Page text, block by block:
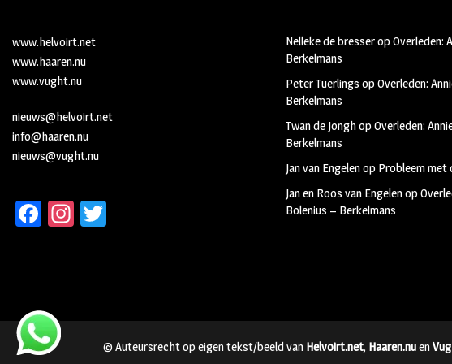
www.helvoirt.net
www.haaren.nu
www.vught.nu
nieuws@helvoirt.net
info@haaren.nu
nieuws@vught.nu
Fa
k
In
m
Nelleke de bresseropOverleden:
Berkelmans
Peter Tuerlings opOverleden:
Berkelmans
Twan de JonghopOverleden:
Berkelmans
Jan van Engelenop Probleem met
Jan en Roos van Engelenop
Bolenius – Berkelmans
© Auteursrecht op eigen tekst/beeld van Helvoirt.net, Haaren.nuen